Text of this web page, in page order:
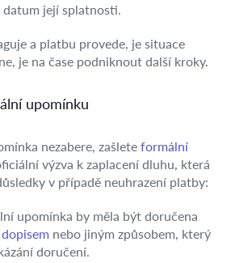
její splatnosti.
a platbu provede, je situace
je na čase podniknout další kroky.
upomínku
nezabere, zašlete formální
výzva k zaplacení dluhu, která
v případě neuhrazení platby:
upomínka by měla být doručena
nebo jiným způsobem, který
doručení.